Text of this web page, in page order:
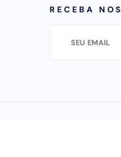
RECEBA